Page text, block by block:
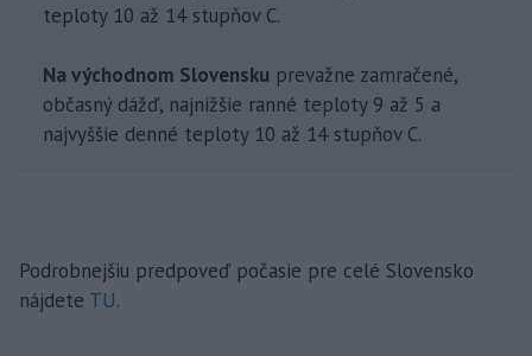
teploty 10 až 14 stupňov C.
Na východnom Slovensku prevažne zamračené,
občasný dážď, najnižšie ranné teploty 9 až 5 a
najvyššie denné teploty 10 až 14 stupňov C.
Podrobnejšiu predpoveď počasie pre celé Slovensko
nájdete TU.